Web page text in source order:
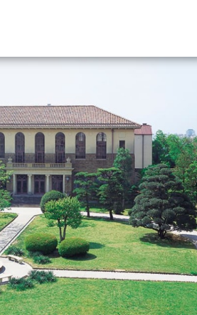
大学・短大の資料種類から請
大学パンフ
学部・学科パンフ
総合型選抜・学校推薦型選抜 募集要項
大学入学共通テスト利用選抜の募集要項
大学・短大以外の資料から請
専門学校の資料請求 大学院の資料請求